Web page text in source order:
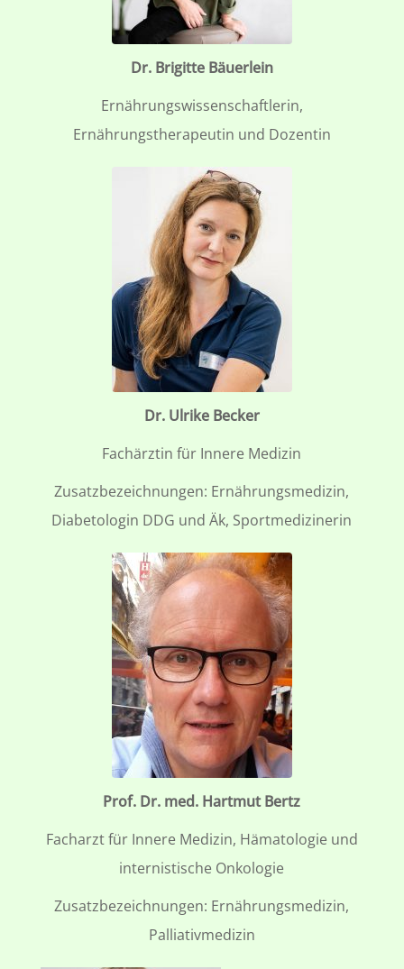
Dr. Brigitte Bäuerlein
Ernährungswissenschaftlerin,
Ernährungstherapeutin und Dozentin
Dr. Ulrike Becker
Fachärztin für Innere Medizin
Zusatzbezeichnungen: Ernährungsmedizin,
Diabetologin DDG und Äk, Sportmedizinerin
Prof. Dr. med. Hartmut Bertz
Facharzt für Innere Medizin, Hämatologie und
internistische Onkologie
Zusatzbezeichnungen: Ernährungsmedizin,
Palliativmedizin